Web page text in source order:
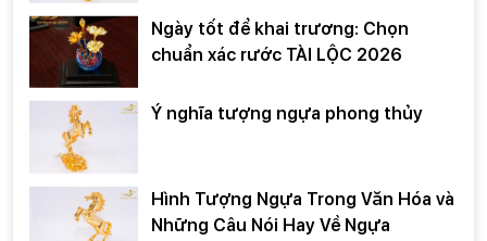
Ngày tốt để khai trương: Chọn
chuẩn xác rước TÀI LỘC 2026
Ý nghĩa tượng ngựa phong thủy
Hình Tượng Ngựa Trong Văn Hóa và
Những Câu Nói Hay Về Ngựa